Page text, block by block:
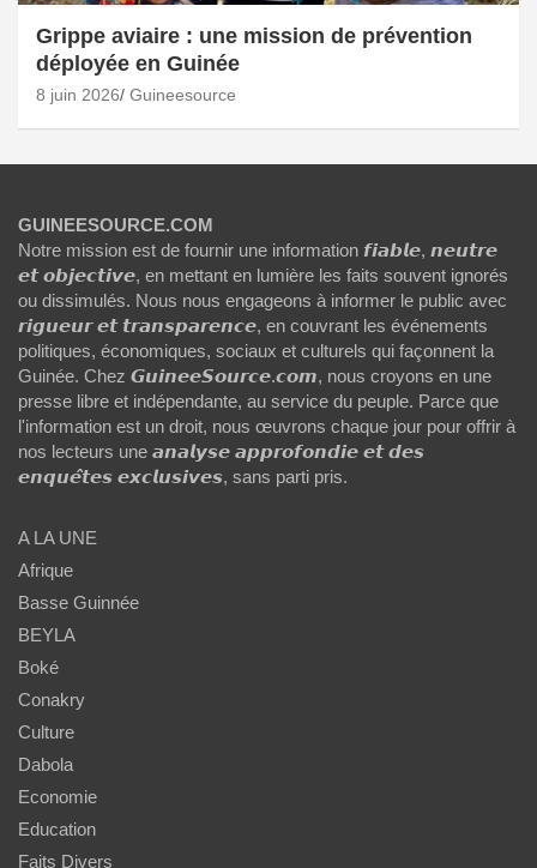
Grippe aviaire : une mission de prévention
déployée en Guinée
8 juin 2026 Guineesource
GUINEESOURCE.COM
Notre mission est de fournir une information 𝙛𝙞𝙖𝙗𝙡𝙚, 𝙣𝙚𝙪𝙩𝙧𝙚
𝙚𝙩 𝙤𝙗𝙟𝙚𝙘𝙩𝙞𝙫𝙚, en mettant en lumière les faits souvent ignorés
ou dissimulés. Nous nous engageons à informer le public avec
𝙧𝙞𝙜𝙪𝙚𝙪𝙧 𝙚𝙩 𝙩𝙧𝙖𝙣𝙨𝙥𝙖𝙧𝙚𝙣𝙘𝙚, en couvrant les événements
politiques, économiques, sociaux et culturels qui façonnent la
Guinée. Chez 𝙂𝙪𝙞𝙣𝙚𝙚𝙎𝙤𝙪𝙧𝙘𝙚.𝙘𝙤𝙢, nous croyons en une
presse libre et indépendante, au service du peuple. Parce que
l'information est un droit, nous œuvrons chaque jour pour offrir à
nos lecteurs une 𝙖𝙣𝙖𝙡𝙮𝙨𝙚 𝙖𝙥𝙥𝙧𝙤𝙛𝙤𝙣𝙙𝙞𝙚 𝙚𝙩 𝙙𝙚𝙨
𝙚𝙣𝙦𝙪𝙚̂𝙩𝙚𝙨 𝙚𝙭𝙘𝙡𝙪𝙨𝙞𝙫𝙚𝙨, sans parti pris.
A LA UNE
Afrique
Basse Guinnée
BEYLA
Boké
Conakry
Culture
Dabola
Economie
Education
Faits Divers